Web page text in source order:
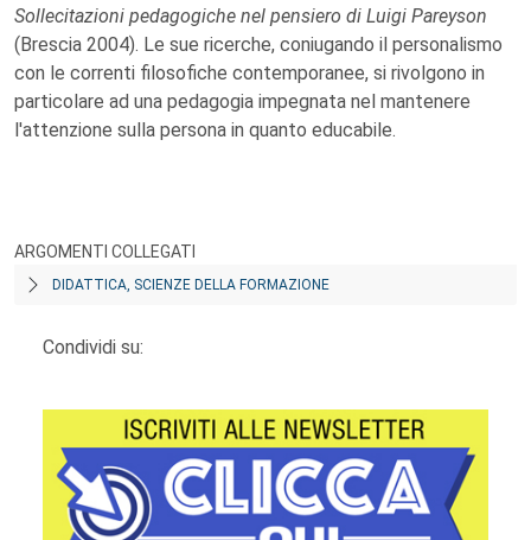
Sollecitazioni pedagogiche nel pensiero di Luigi Pareyson
(Brescia 2004). Le sue ricerche, coniugando il personalismo
con le correnti filosofiche contemporanee, si rivolgono in
particolare ad una pedagogia impegnata nel mantenere
l'attenzione sulla persona in quanto educabile.
ARGOMENTI COLLEGATI
DIDATTICA, SCIENZE DELLA FORMAZIONE
Condividi su: